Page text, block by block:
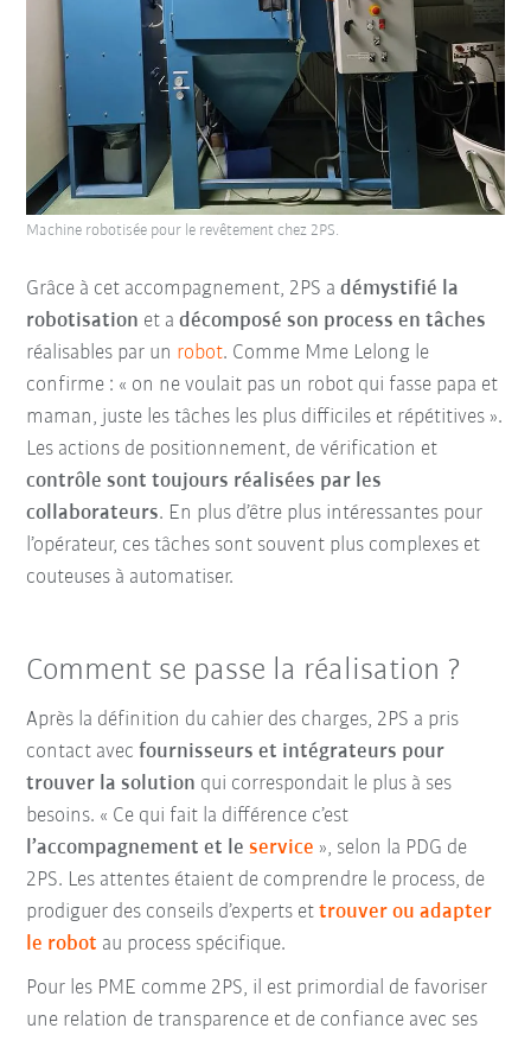
Grâce à cet accompagnement, 2PS adémystifié la
robotisation et adécomposé son process en tâches
réalisables par un robot. Comme Mme Lelong le
confirme : « on ne voulait pas un robot qui fasse papa et
maman, juste les tâches les plus difficiles et répétitives ».
Les actions de positionnement, de vérification et
contrôle sont toujours réalisées par les
collaborateurs. En plus d’être plus intéressantes pour
l’opérateur, ces tâches sont souvent plus complexes et
couteuses à automatiser.
Machine robotisée pour le revêtement chez 2PS.
Comment se passe la réalisation ?
Après la définition du cahier des charges, 2PS a pris
contact avecfournisseurs et intégrateurs pour
trouver la solution qui correspondait le plus à ses
besoins. « Ce qui fait la différence c’est
l’accompagnement et leservice », selon la PDG de
2PS. Les attentes étaient de comprendre le process, de
prodiguer des conseils d’experts ettrouver ou adapter
le robot au process spécifique.
Pour les PME comme 2PS, il est primordial de favoriser
une relation de transparence et de confiance avec ses